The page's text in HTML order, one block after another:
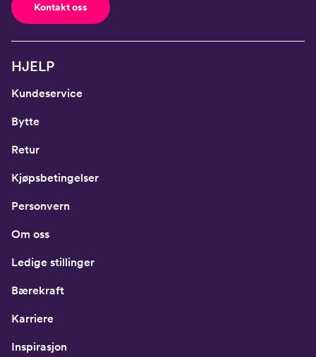
Kontakt oss
HJELP
Kundeservice
Bytte
Retur
Kjøpsbetingelser
Personvern
Om oss
Ledige stillinger
Bærekraft
Karriere
Inspirasjon